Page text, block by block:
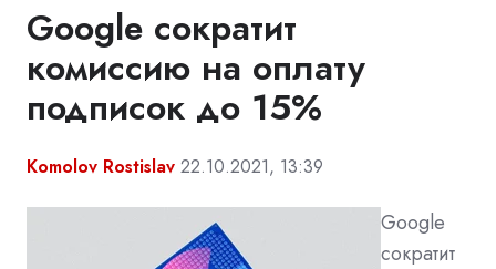
Google сократит
комиссию на оплату
подписок до 15%
Komolov Rostislav 22.10.2021, 13:39
Google
сократит